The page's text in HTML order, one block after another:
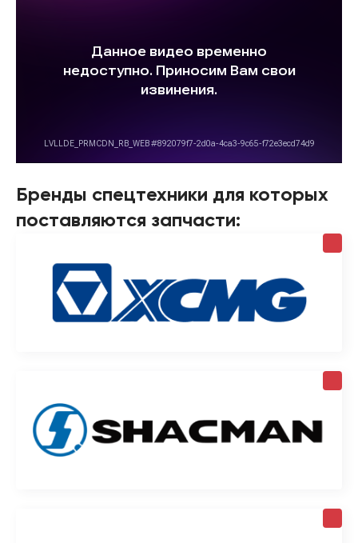
Бренды спецтехники для которых
поставляются запчасти: